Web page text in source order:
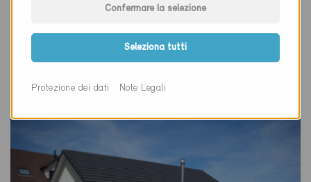
Nuova costruzione, Abitazioni MF
Confermare la selezione
Seleziona tutti
Protezione dei dati Note Legali